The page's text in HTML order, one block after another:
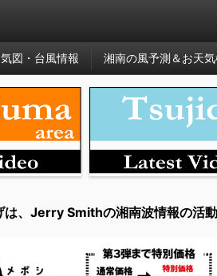
図・台風情報 湘南の風予測＆お天
、Jerry Smithの湘南波情報の活動